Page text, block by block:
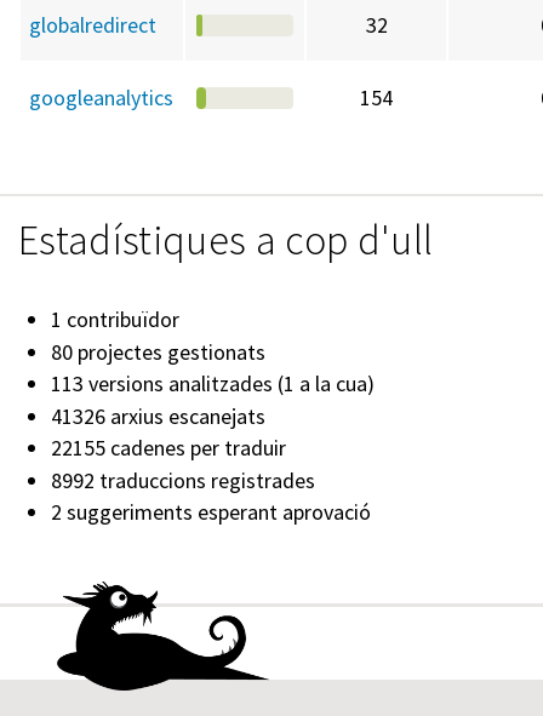
globalredirect 32
googleanalytics 154
Estadístiques a cop d'ull
1 contribuïdor
80 projectes gestionats
113 versions analitzades (1 a la cua)
41326 arxius escanejats
22155 cadenes per traduir
8992 traduccions registrades
2 suggeriments esperant aprovació